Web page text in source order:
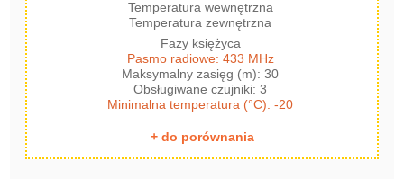
Temperatura wewnętrzna
Temperatura zewnętrzna
Fazy księżyca
Pasmo radiowe: 433 MHz
Maksymalny zasięg (m): 30
Obsługiwane czujniki: 3
Minimalna temperatura (°C): -20
+ do porównania